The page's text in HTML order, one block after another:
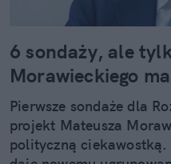
6 sondaży, ale
Morawieckiego
Pierwsze sondaże dla
projekt Mateusza
polityczną ciekawostką.